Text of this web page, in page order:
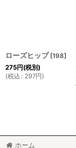
ローズヒップ [198]
275円(税別)
(税込: 297円)
ホーム